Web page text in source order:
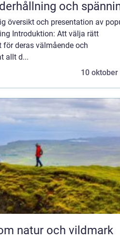
och
översikt och presentation av
Introduktion: Att välja rätt
deras välmående och
allt d...
10 oktober
natur och vildmark